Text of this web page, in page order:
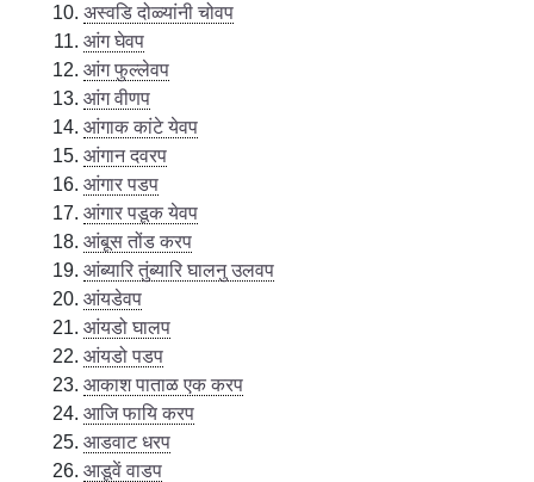
अस्वडि दोळ्यांनी चोवप
आंग घेवप
आंग फुल्लेवप
आंग वीणप
आंगाक कांटे येवप
आंगान दवरप
आंगार पडप
आंगार पडूक येवप
आंबूस तोंड करप
आंब्यारि तुंब्यारि घालनु उलवप
आंयडेवप
आंयडो घालप
आंयडो पडप
आकाश पाताळ एक करप
आजि फायि करप
आडवाट धरप
आडूवें वाडप